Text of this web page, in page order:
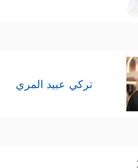
تركي عبيد المري